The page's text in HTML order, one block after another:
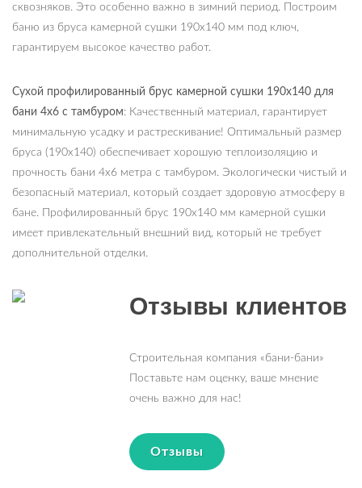
сквозняков. Это особенно важно в зимний период. Построим
баню из бруса камерной сушки 190х140 мм под ключ,
гарантируем высокое качество работ.
Сухой профилированный брус камерной сушки 190х140 для
бани 4х6 с тамбуром: Качественный материал, гарантирует
минимальную усадку и растрескивание! Оптимальный размер
бруса (190х140) обеспечивает хорошую теплоизоляцию и
прочность бани 4х6 метра с тамбуром. Экологически чистый и
безопасный материал, который создает здоровую атмосферу в
бане. Профилированный брус 190х140 мм камерной сушки
имеет привлекательный внешний вид, который не требует
дополнительной отделки.
Отзывы клиентов
Строительная компания «бани-бани»
Поставьте нам оценку, ваше мнение
очень важно для нас!
Отзывы